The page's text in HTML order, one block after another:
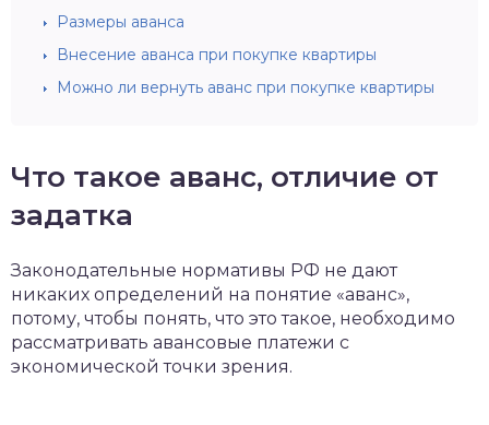
Размеры аванса
Внесение аванса при покупке квартиры
Можно ли вернуть аванс при покупке квартиры
Что такое аванс, отличие от
задатка
Законодательные нормативы РФ не дают
никаких определений на понятие «аванс»,
потому, чтобы понять, что это такое, необходимо
рассматривать авансовые платежи с
экономической точки зрения.